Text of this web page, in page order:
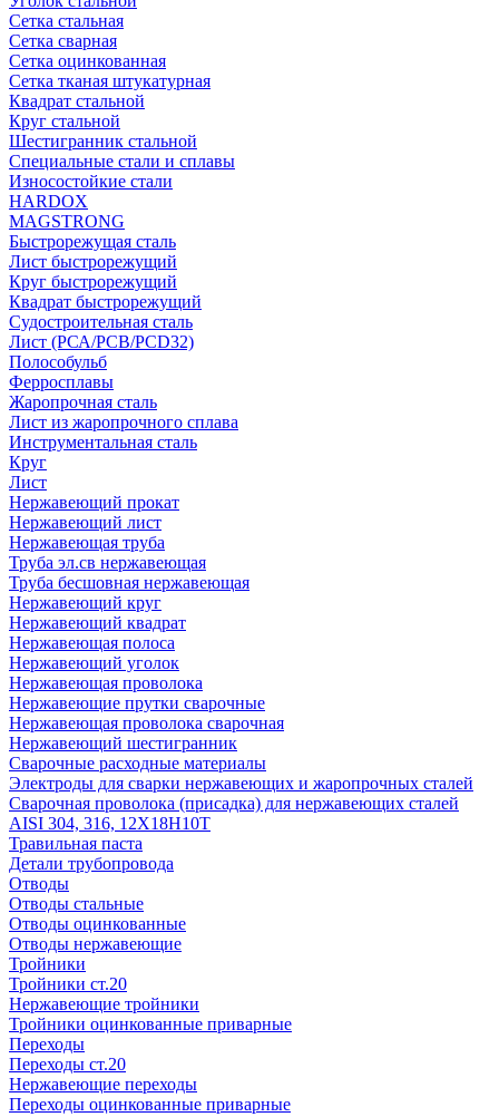
Сетка стальная
Сетка сварная
Сетка оцинкованная
Сетка тканая штукатурная
Квадрат стальной
Круг стальной
Шестигранник стальной
Специальные стали и сплавы
Износостойкие стали
HARDOX
MAGSTRONG
Быстрорежущая сталь
Лист быстрорежущий
Круг быстрорежущий
Квадрат быстрорежущий
Судостроительная сталь
Лист (РСА/РСВ/РСD32)
Полособульб
Ферросплавы
Жаропрочная сталь
Лист из жаропрочного сплава
Инструментальная сталь
Круг
Лист
Нержавеющий прокат
Нержавеющий лист
Нержавеющая труба
Труба эл.св нержавеющая
Труба бесшовная нержавеющая
Нержавеющий круг
Нержавеющий квадрат
Нержавеющая полоса
Нержавеющий уголок
Нержавеющая проволока
Нержавеющие прутки сварочные
Нержавеющая проволока сварочная
Нержавеющий шестигранник
Сварочные расходные материалы
Электроды для сварки нержавеющих и жаропрочных сталей
Сварочная проволока (присадка) для нержавеющих сталей
AISI 304, 316, 12Х18Н10Т
Травильная паста
Детали трубопровода
Отводы
Отводы стальные
Отводы оцинкованные
Отводы нержавеющие
Тройники
Тройники ст.20
Нержавеющие тройники
Тройники оцинкованные приварные
Переходы
Переходы ст.20
Нержавеющие переходы
Переходы оцинкованные приварные